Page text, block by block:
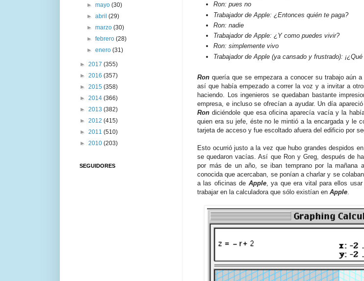
Ron: pues no
Trabajador de Apple: ¿Entonces quién te paga?
Ron: nadie
Trabajador de Apple: ¿Y como puedes vivir?
Ron: simplemente vivo
Trabajador de Apple (ya cansado y frustrado):
Ron quería que se empezara a conocer su trabajo aún
así que había empezado a correr la voz y a invitar a
haciendo. Los ingenieros se quedaban bastante
empresa, e incluso se ofrecían a ayudar. Un día
Ron diciéndole que esa oficina aparecía vacía y la
quien era su jefe, éste no le mintió a la encargada y le
tarjeta de acceso y fue escoltado afuera del edificio por
Esto ocurrió justo a la vez que hubo grandes despidos
se quedaron vacías. Así que Ron y Greg, después de
por más de un año, se iban temprano por la mañana
conocida que acercaban, se ponían a charlar y se
a las oficinas de Apple, ya que era vital para ellos usar
trabajar en la calculadora que sólo existían en Apple.
►mayo(30)
►abril(29)
►marzo(30)
►febrero(28)
►enero(31)
► 2017 (355)
► 2016 (357)
► 2015 (358)
► 2014 (366)
► 2013 (382)
► 2012 (415)
► 2011 (510)
► 2010 (203)
SEGUIDORES